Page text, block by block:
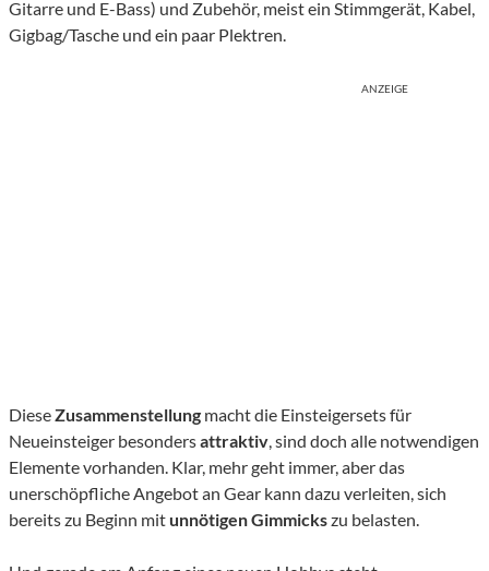
Gitarre und E-Bass) und Zubehör, meist ein Stimmgerät, Kabel,
Gigbag/Tasche und ein paar Plektren.
ANZEIGE
DieseZusammenstellung macht die Einsteigersets für
Neueinsteiger besondersattraktiv, sind doch alle notwendigen
Elemente vorhanden. Klar, mehr geht immer, aber das
unerschöpfliche Angebot an Gear kann dazu verleiten, sich
bereits zu Beginn mit unnötigen Gimmickszu belasten.